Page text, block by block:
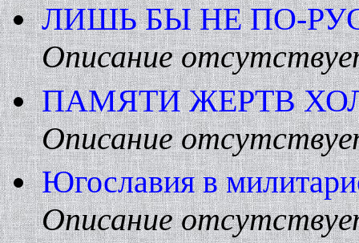
ЛИШЬ БЫ HЕ ПО-
Описание
ПАМЯТИ ЖЕРТВ
Описание
Югославия в
Описание